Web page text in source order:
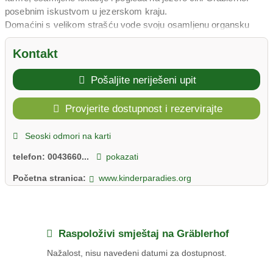
posebnim iskustvom u jezerskom kraju.
Domaćini s velikom strašću vode svoju osamljenu organsku
farmu prilagođenu djeci. Okružen livadama i šumama, možete
očekivati ​​prekrasan pogled na planine i jezera. Osamljena
farme djeci osigurava nezaboravna iskustva.
Gräblerhof se nalazi u regiji Salzburg i okolici, s brzim pristupom
jezeru Mattsee i gradu Salzburgu, rodnom mjestu Mozarta.
Metode organske poljoprivrede čine ovaj odmor održivim
iskustvom.
biciklističke staze i izlete u Salzburg. Mattsee se nalazi na
jednom od najljepših jezera u regiji i nudi zabavu kupanja i
netaknutu prirodu.
Kontakt
Pošaljite neriješeni upit
Provjerite dostupnost i rezervirajte
Seoski odmori na karti
telefon: 0043660... pokazati
Početna stranica: www.kinderparadies.org
Raspoloživi smještaj na Gräblerhof
Nažalost, nisu navedeni datumi za dostupnost.